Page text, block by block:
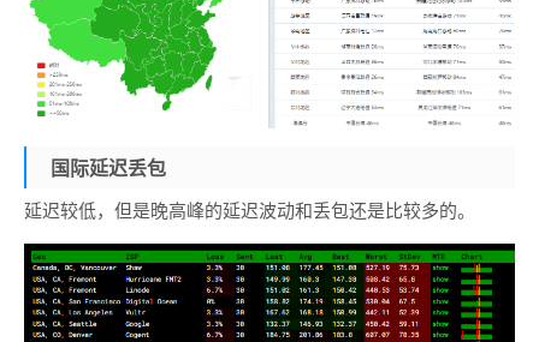
国际延迟丢包
延迟较低，但是晚高峰的延迟波动和丢包还是比较多的。